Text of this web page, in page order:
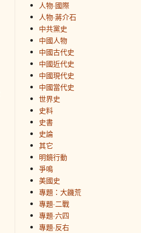
人物·國際
人物·蔣介石
中共黨史
中國人物
中國古代史
中國近代史
中國現代史
中國當代史
世界史
史料
史書
史論
其它
明鏡行動
爭鳴
美國史
專題：大饑荒
專題·二戰
專題·六四
專題·反右